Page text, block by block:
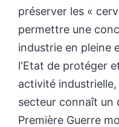
préserver les «
permettre une
industrie en pleine
l'Etat de protéger
activité
secteur connaît un
Première Guerre